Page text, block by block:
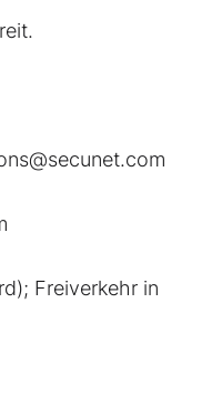
Freiverkehr in